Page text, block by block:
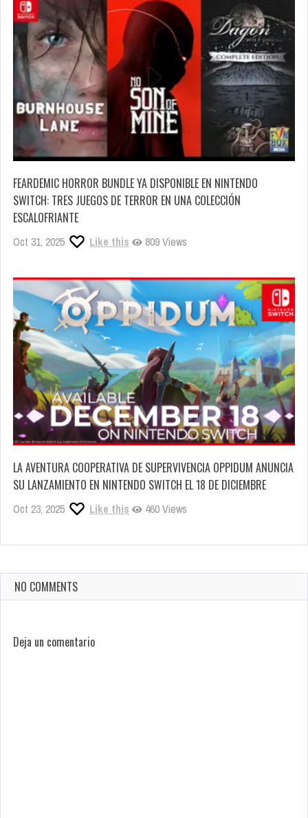
FEARDEMIC HORROR BUNDLE YA DISPONIBLE EN NINTENDO
SWITCH: TRES JUEGOS DE TERROR EN UNA COLECCIÓN
ESCALOFRIANTE
Oct 31, 2025 Like this 809 Views
LA AVENTURA COOPERATIVA DE SUPERVIVENCIA OPPIDUM ANUNCIA
SU LANZAMIENTO EN NINTENDO SWITCH EL 18 DE DICIEMBRE
Oct 23, 2025 Like this 460 Views
NO COMMENTS
Deja un comentario